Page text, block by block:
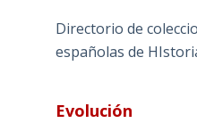
Directorio de
españolas de
Evolución